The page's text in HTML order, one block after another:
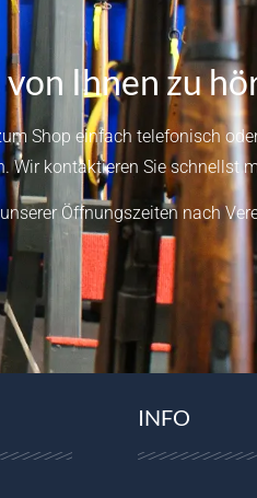
Ihnen zu
Shop einfach telefonisch
Wir kontaktieren Sie schnellst
Öffnungszeiten nach
INFO